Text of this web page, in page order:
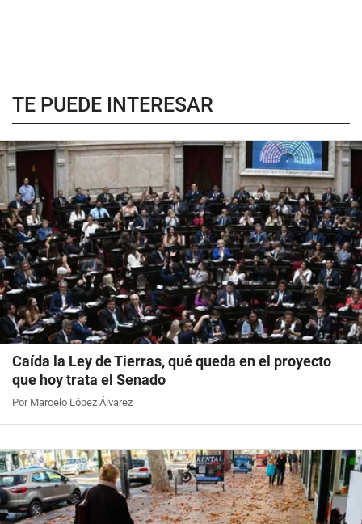
TE PUEDE INTERESAR
Caída la Ley de Tierras, qué queda en el proyecto
que hoy trata el Senado
Por Marcelo López Álvarez